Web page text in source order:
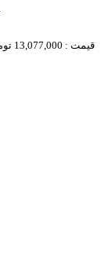
قیمت : 13,077,000 تومان